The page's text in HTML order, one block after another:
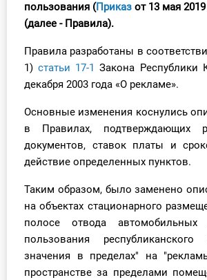
Кадры. Труд. Зарплата.
Учет по отраслям
Юридический помощник
Интернет-магазин
О Системе
Обучение
Тестирование для
бухгалтера
пользования (Приказ от 13 мая
(далее - Правила).
Правила разработаны в
1)статьи 17-1 Закона Республики
декабря 2003 года «О рекламе».
Основные изменения коснулись
в Правилах, подтверждающих
документов, ставок платы и
действие определенных пунктов.
Таким образом, было заменено
на объектах стационарного
полосе отвода автомобильных
пользования
значения в пределах" на
пространстве за пределами